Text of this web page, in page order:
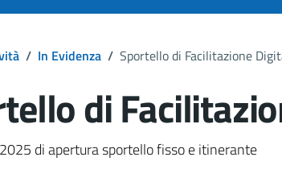
/ In Evidenza / Sportello di Facilitazione
di
del documento
di apertura sportello fisso e itinerante